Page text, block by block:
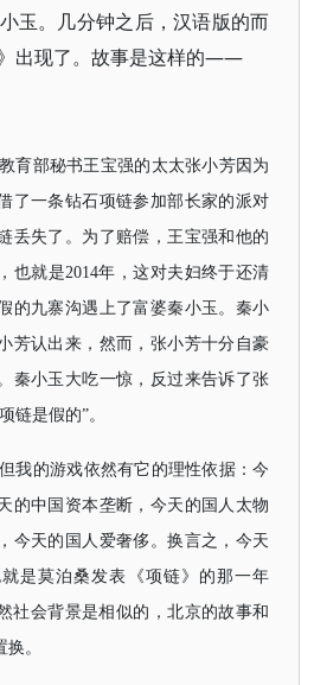
玉。几分钟之后，汉语版的而
出现了。故事是这样的——
育部秘书王宝强的太太张小芳因为
了一条钻石项链参加部长家的派对
丢失了。为了赔偿，王宝强和他的
也就是2014年，这对夫妇终于还清
的九寨沟遇上了富婆秦小玉。秦小
芳认出来，然而，张小芳十分自豪
秦小玉大吃一惊，反过来告诉了张
链是假的”。
我的游戏依然有它的理性依据：今
的中国资本垄断，今天的国人太物
今天的国人爱奢侈。换言之，今天
是莫泊桑发表《项链》的那一年
会背景是相似的，北京的故事和
。